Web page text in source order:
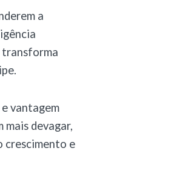
a
transforma
vantagem
mais devagar,
crescimento e